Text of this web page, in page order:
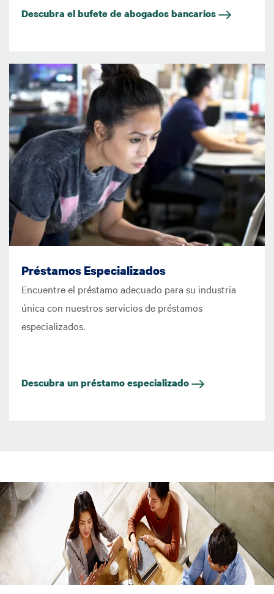
Descubra el bufete de abogados bancarios
Imagen
Préstamos Especializados
Encuentre el préstamo adecuado para su industria
única con nuestros servicios de préstamos
especializados.
Descubra un préstamo especializado